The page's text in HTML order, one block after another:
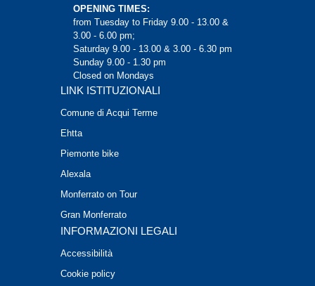
OPENING TIMES:
from Tuesday to Friday 9.00 - 13.00 &
3.00 - 6.00 pm;
Saturday 9.00 - 13.00 & 3.00 - 6.30 pm
Sunday 9.00 - 1.30 pm
Closed on Mondays
LINK ISTITUZIONALI
Comune di Acqui Terme
Ehtta
Piemonte bike
Alexala
Monferrato on Tour
Gran Monferrato
INFORMAZIONI LEGALI
Accessibilità
Cookie policy